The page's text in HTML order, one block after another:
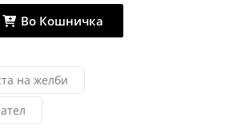
Во Кошничка
на желби